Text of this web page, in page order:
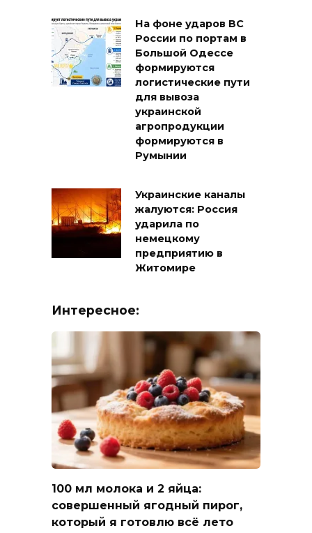
На фоне ударов ВС
России по портам в
Большой Одессе
формируются
логистические пути
для вывоза
украинской
агропродукции
формируются в
Румынии
Украинские каналы
жалуются: Россия
ударила по
немецкому
предприятию в
Житомире
Интересное:
100 мл молока и 2 яйца:
совершенный ягодный пирог,
который я готовлю всё лето